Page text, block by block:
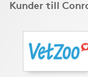
Kunder till